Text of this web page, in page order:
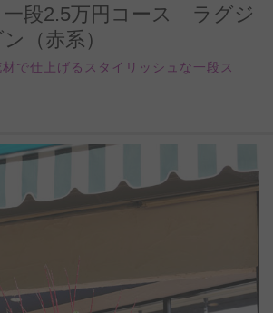
段2.5万円コース ラグジ
（赤系）
で仕上げるスタイリッシュな一段ス